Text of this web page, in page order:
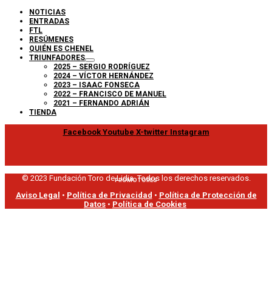
NOTICIAS
ENTRADAS
FTL
RESÚMENES
QUIÉN ES CHENEL
TRIUNFADORES
2025 – SERGIO RODRÍGUEZ
2024 – VÍCTOR HERNÁNDEZ
2023 – ISAAC FONSECA
2022 – FRANCISCO DE MANUEL
2021 – FERNANDO ADRIÁN
TIENDA
Facebook Youtube X-twitter Instagram
PROMOTORES
© 2023 Fundación Toro de Lidia. Todos los derechos reservados.
Aviso Legal • Política de Privacidad • Política de Protección de
Datos • Política de Cookies